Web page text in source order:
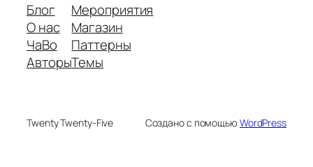
Блог
О нас
ЧаВо
Авторы
Мероприятия
Магазин
Паттерны
Темы
Twenty Twenty-Five Создано с помощьюWordPress